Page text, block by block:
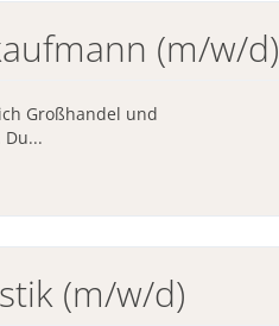
(m/w/d)
Großhandel und
(m/w/d)